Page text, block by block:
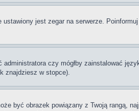
jest zegar na serwerze.
czy mógłby zainstalować
znajdziesz w stopce).
być obrazek powiązany z Twoją rangą,